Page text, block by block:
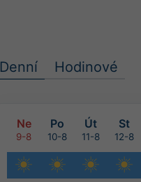
Denní Hodinové
Ne Po Út St
9-8 10-8 11-8 12-8